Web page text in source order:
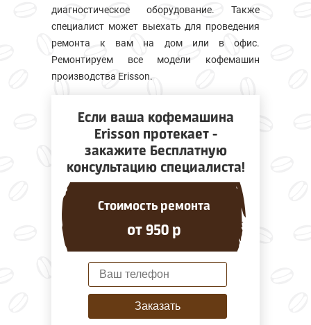
диагностическое оборудование. Также
специалист может выехать для проведения
ремонта к вам на дом или в офис.
Ремонтируем все модели кофемашин
производства Erisson.
Если ваша кофемашина
Erisson протекает -
закажите Бесплатную
консультацию специалиста!
Стоимость ремонта
от 950 р
Заказать